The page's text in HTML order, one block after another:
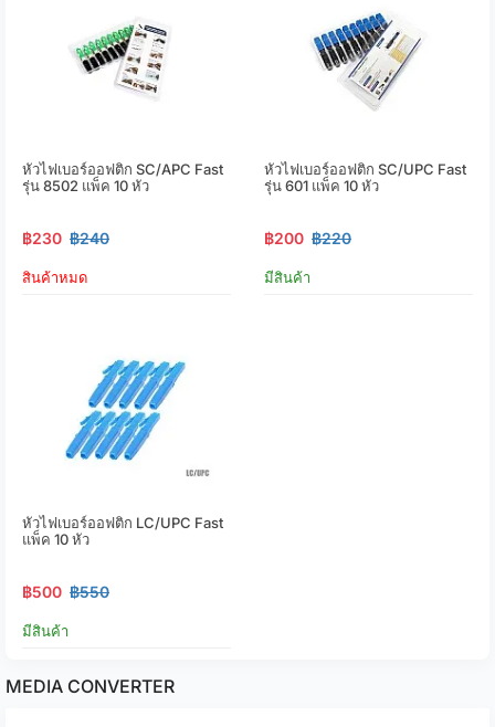
หัวไฟเบอร์ออฟติก SC/APC Fast
รุ่น 8502 แพ็ค 10 หัว
฿230 ฿240
สินค้าหมด
หัวไฟเบอร์ออฟติก SC/UPC Fast
รุ่น 601 แพ็ค 10 หัว
฿200 ฿220
มีสินค้า
หัวไฟเบอร์ออฟติก LC/UPC Fast
แพ็ค 10 หัว
฿500 ฿550
มีสินค้า
MEDIA CONVERTER